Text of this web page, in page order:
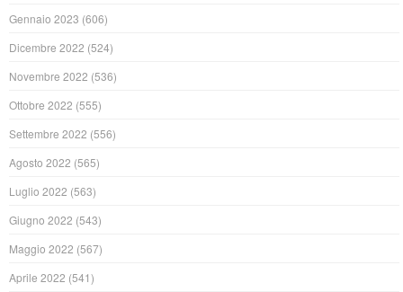
Gennaio 2023 (606)
Dicembre 2022 (524)
Novembre 2022 (536)
Ottobre 2022 (555)
Settembre 2022 (556)
Agosto 2022 (565)
Luglio 2022 (563)
Giugno 2022 (543)
Maggio 2022 (567)
Aprile 2022 (541)